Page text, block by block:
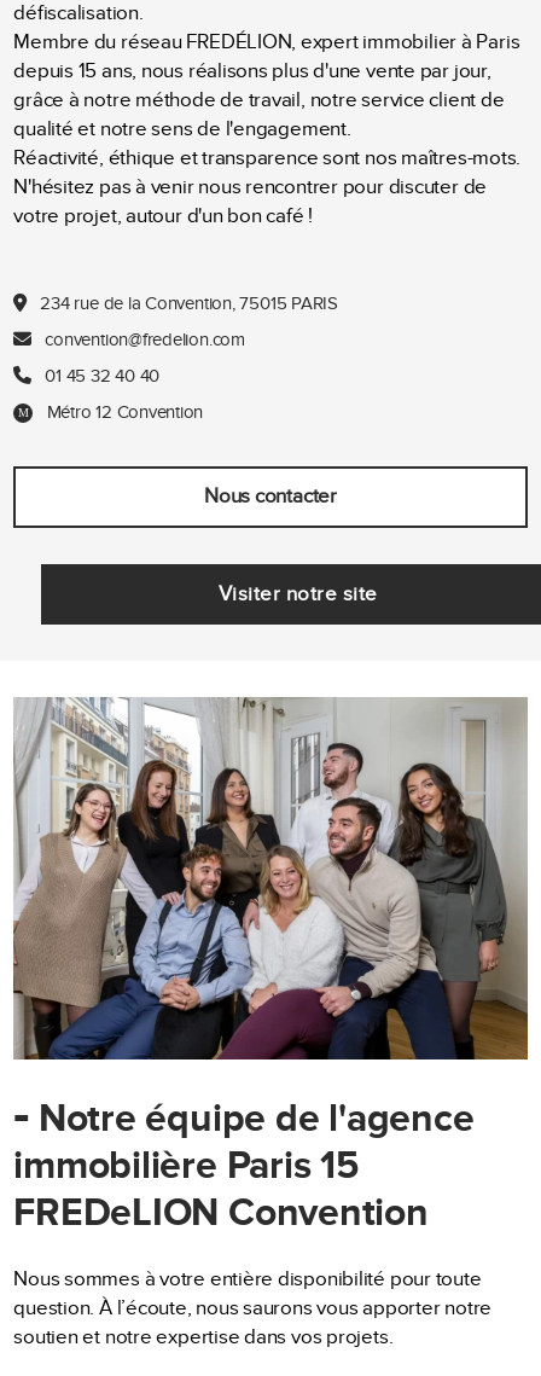
défiscalisation.
Membre du réseau FREDÉLION, expert immobilier à Paris
depuis 15 ans, nous réalisons plus d'une vente par jour,
grâce à notre méthode de travail, notre service client de
qualité et notre sens de l'engagement.
Réactivité, éthique et transparence sont nos maîtres-mots.
N'hésitez pas à venir nous rencontrer pour discuter de
votre projet, autour d'un bon café !
234 rue de la Convention, 75015 PARIS
convention@fredelion.com
01 45 32 40 40
Métro 12 Convention
Nous contacter
Visiter notre site
- Notre équipe de l'agence
immobilière Paris 15
FREDeLION Convention
Nous sommes à votre entière disponibilité pour toute
question. À l’écoute, nous saurons vous apporter notre
soutien et notre expertise dans vos projets.